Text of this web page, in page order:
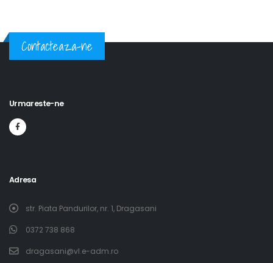
Contacteaza-ne
Urmareste-ne
Adresa
str. Piata Pandurilor, nr. 1, Dragasani
0372 738 868
dragasani@vl.e-adm.ro